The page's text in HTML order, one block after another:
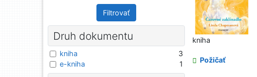
kniha
Požičať
Filtrovať
Druh dokumentu
kniha
3
e-kniha
1